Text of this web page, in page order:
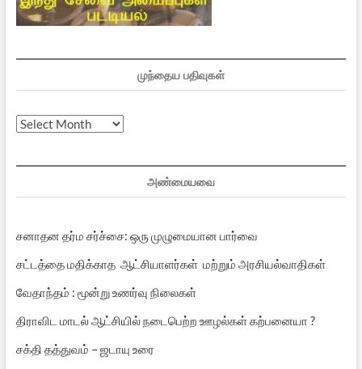
முந்தைய பதிவுகள்
முந்தைய
அண்மையவை
சனாதன தர்ம சர்ச்சை: ஒரு முழுமையான பார்வை
சட்டத்தை மதிக்காத ஆட்சியாளர்கள் மற்றும் அரசியல்வாதிகள்
வேதாந்தம் : மூன்று உணர்வு நிலைகள்
திராவிட மாடல் ஆட்சியில் நடைபெற்ற ஊழல்கள் கற்பனையா ?
சக்தி தத்துவம் – ஜடாயு உரை